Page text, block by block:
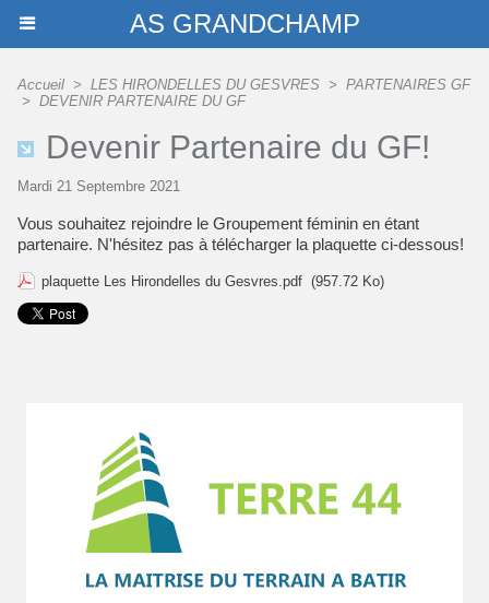
AS GRANDCHAMP
Accueil > LES HIRONDELLES DU GESVRES > PARTENAIRES GF
> DEVENIR PARTENAIRE DU GF
Devenir Partenaire du GF!
Mardi 21 Septembre 2021
Vous souhaitez rejoindre le Groupement féminin en étant
partenaire. N'hésitez pas à télécharger la plaquette ci-dessous!
plaquette Les Hirondelles du Gesvres.pdf (957.72 Ko)